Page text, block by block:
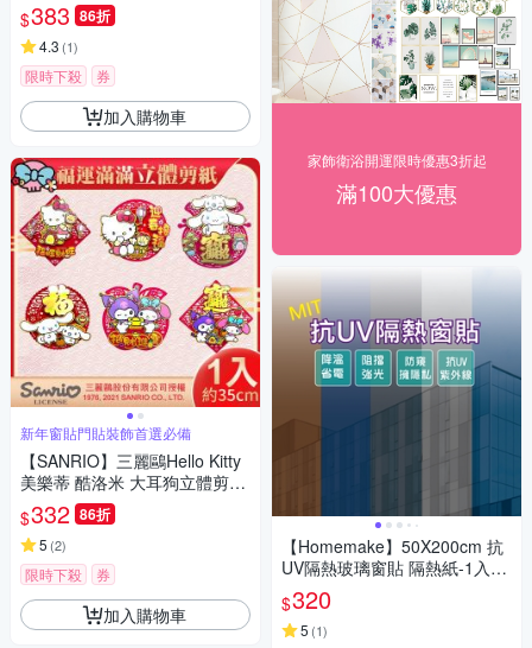
防油貼紙 防油防汙
$383 86折
4.3 (1)
限時下殺 券
加入購物車
新年窗貼門貼裝飾首選必備
【SANRIO】三麗鷗Hello Kitty
美樂蒂 酷洛米 大耳狗立體剪紙
門貼(春聯 窗貼 門貼/SWT2261
0-16)
$332 86折
5 (2)
限時下殺 券
加入購物車
家飾衛浴開運限時優惠3折起
滿100大優惠
【Homemake】50X200cm 抗
UV隔熱玻璃窗貼 隔熱紙-1入
(防窺/降溫/隔熱/抗紫外線)
$320
5 (1)